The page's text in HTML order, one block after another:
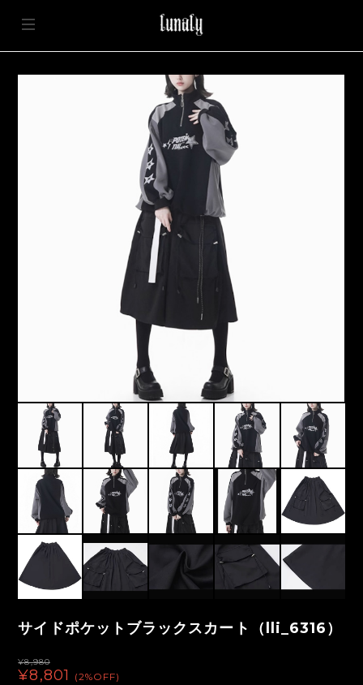
サイドポケットブラックスカート（lli_6316）
¥8,980
¥8,801 (2%OFF)